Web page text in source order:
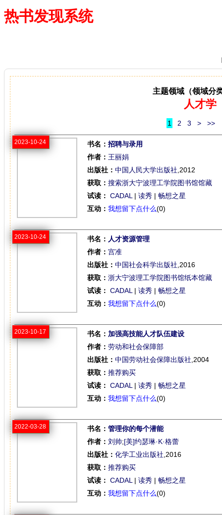
热书发现系统
主题领域（领域分
人才学
1 2 3 > >>
2023-10-24 书名： 招聘与录用
作者： 王丽娟
出版社： 中国人民大学出版社 ,2012
获取： 搜索浙大宁波理工学院图书馆馆藏
试读： CADAL | 读秀 | 畅想之星
互动： 我想留下点什么(0)
2023-10-24 书名： 人才资源管理
作者： 宫准
出版社： 中国社会科学出版社 ,2016
获取： 浙大宁波理工学院图书馆纸本馆藏
试读： CADAL | 读秀 | 畅想之星
互动： 我想留下点什么(0)
2023-10-17 书名： 加强高技能人才队伍建设
作者： 劳动和社会保障部
出版社： 中国劳动社会保障出版社 ,2004
获取： 推荐购买
试读： CADAL | 读秀 | 畅想之星
互动： 我想留下点什么(0)
2022-03-28 书名： 管理你的每个潜能
作者： 刘帅;[美]约瑟琳·K·格蕾
出版社： 化学工业出版社 ,2016
获取： 推荐购买
试读： CADAL | 读秀 | 畅想之星
互动： 我想留下点什么(0)